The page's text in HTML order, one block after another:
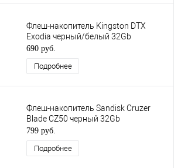
Флеш-накопитель Kingston DTX
Exodia черный/белый 32Gb
690 руб.
Подробнее
Флеш-накопитель Sandisk Cruzer
Blade CZ50 черный 32Gb
799 руб.
Подробнее